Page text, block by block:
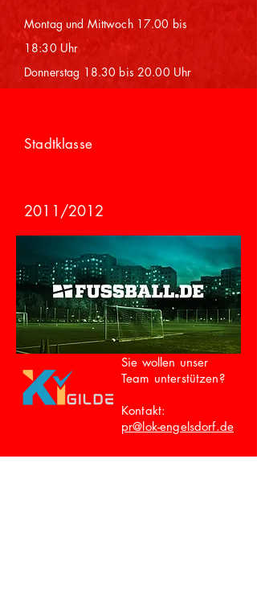
Montag und Mittwoch 17.00 bis
18:30 Uhr
Donnerstag 18.30 bis 20.00 Uhr
Stadtklasse
2011/2012
Sie wollen unser
Team unterstützen?
Kontakt:
pr@lok-engelsdorf.de